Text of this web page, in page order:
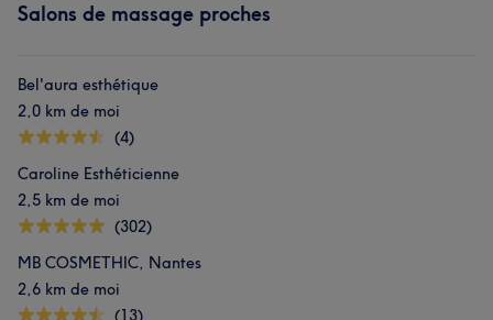
Salons de massage proches
Bel'aura esthétique
2,0 km de moi
(4)
Caroline Esthéticienne
2,5 km de moi
(302)
MB COSMETHIC, Nantes
2,6 km de moi
(13)